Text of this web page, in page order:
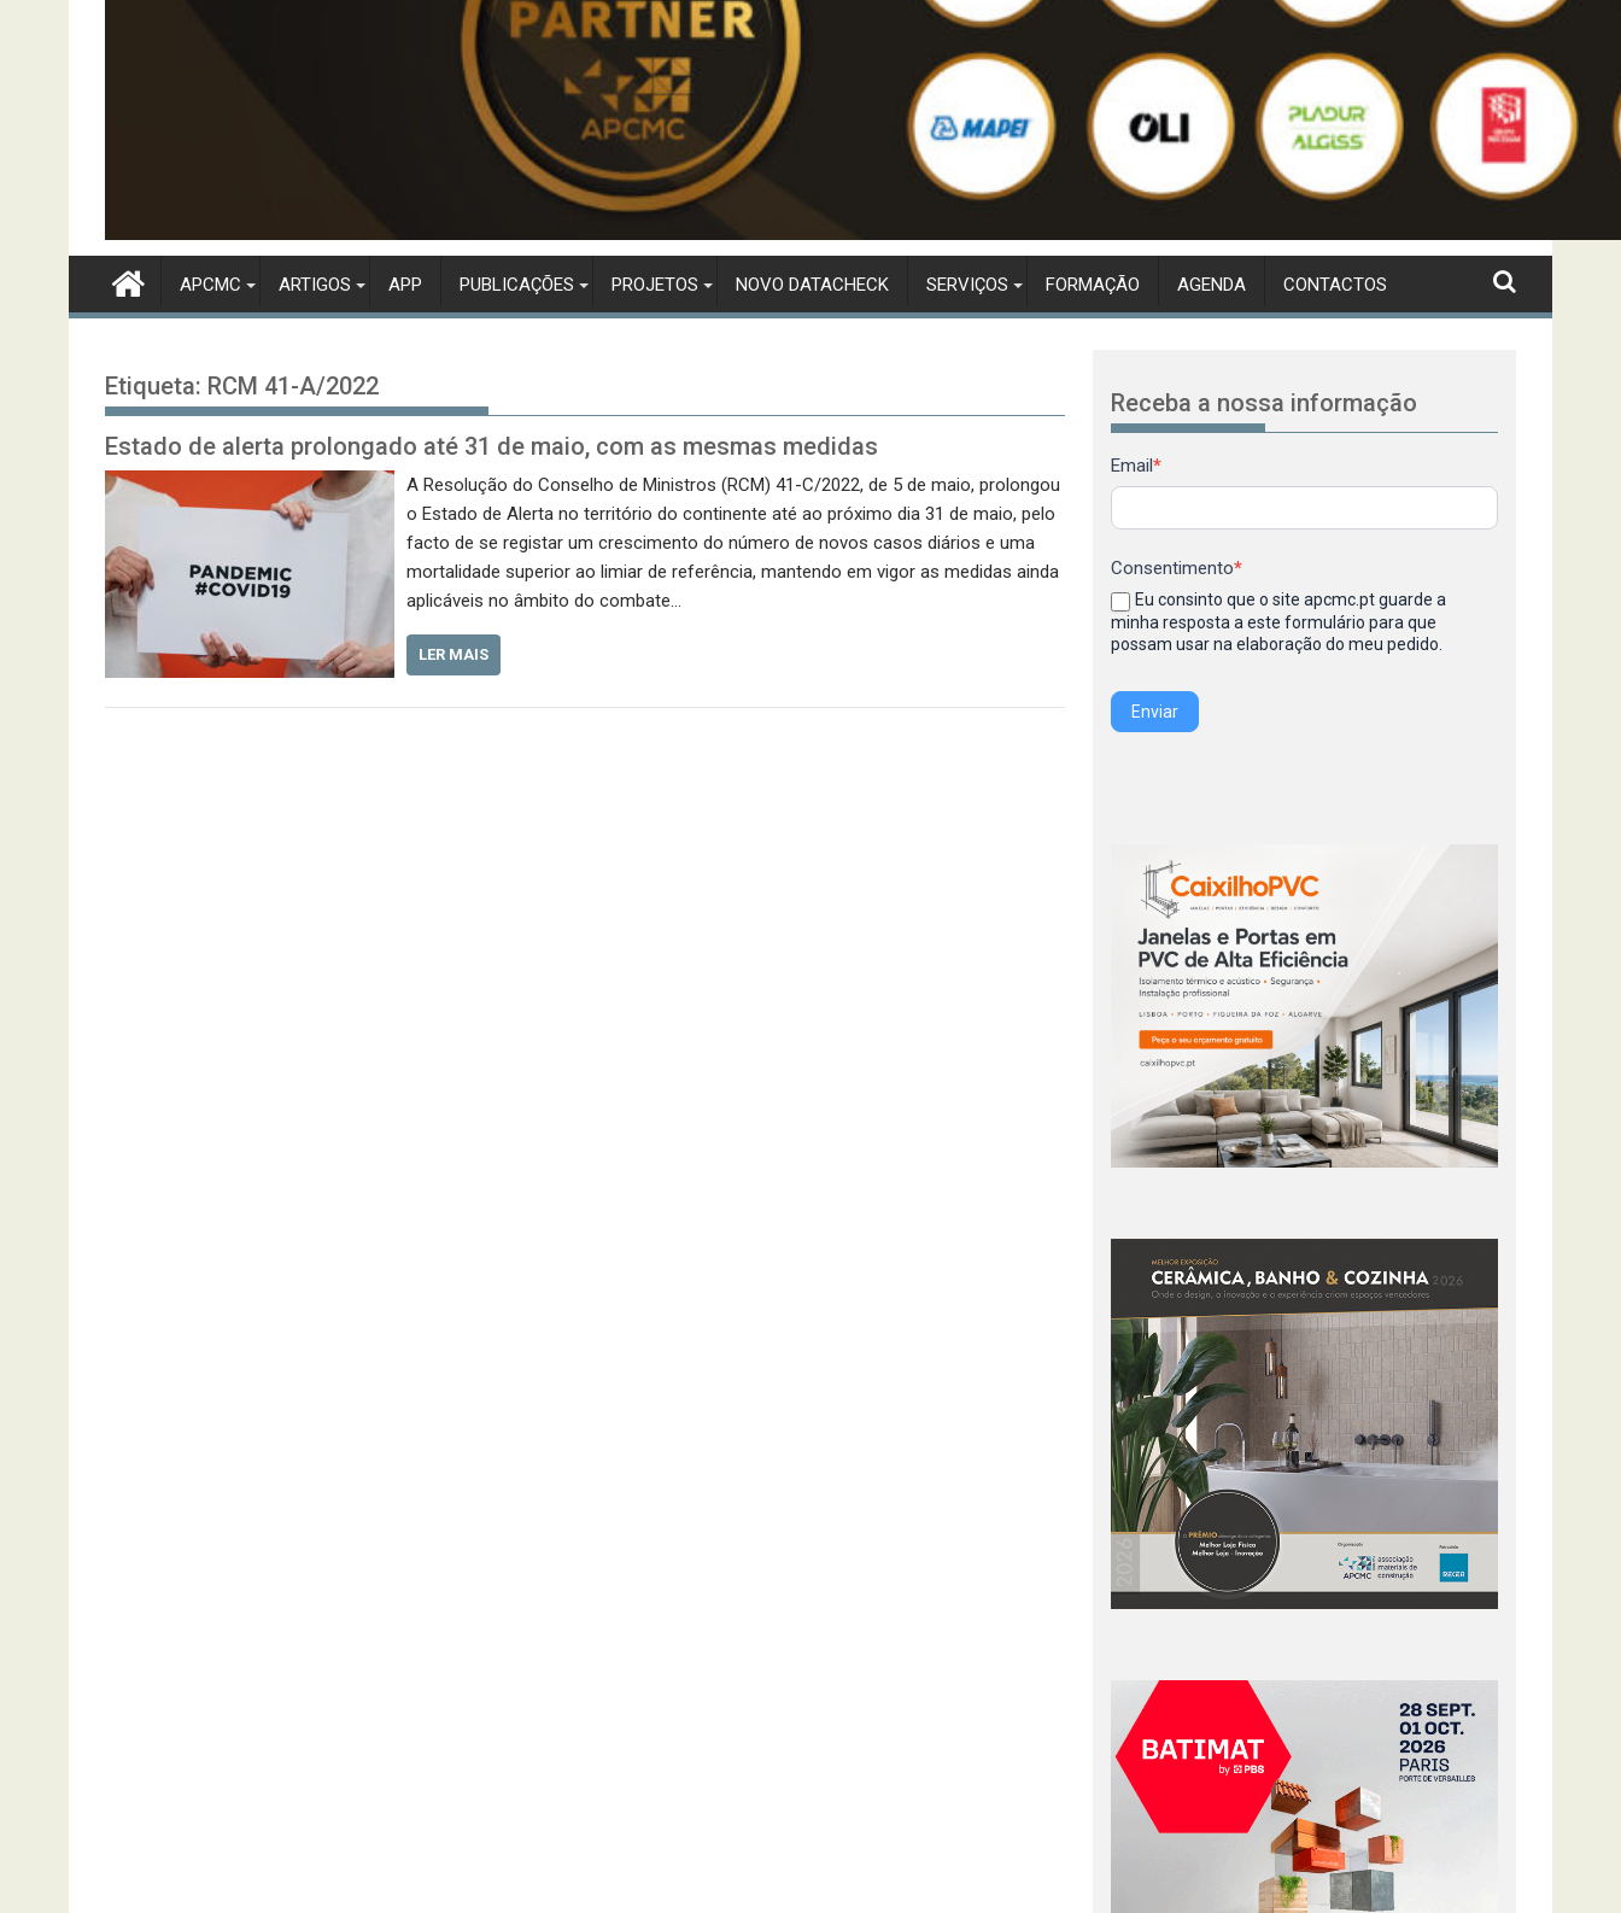
APCMC ARTIGOS APP PUBLICAÇÕES PROJETOS NOVO DATACHECK SERVIÇOS FORMAÇÃO AGENDA CONTACTOS
Etiqueta: RCM 41-A/2022
Estado de alerta prolongado até 31 de maio, com as mesmas medidas
A Resolução do Conselho de Ministros (RCM) 41-C/2022, de 5 de maio, prolongou
o Estado de Alerta no território do continente até ao próximo dia 31 de maio, pelo
facto de se registar um crescimento do número de novos casos diários e uma
mortalidade superior ao limiar de referência, mantendo em vigor as medidas ainda
aplicáveis no âmbito do combate…
LER MAIS
Receba a nossa informação
Newsletter
Email *
Consentimento*
Eu consinto que o site apcmc.pt guarde a
minha resposta a este formulário para que
possam usar na elaboração do meu pedido.
Enviar